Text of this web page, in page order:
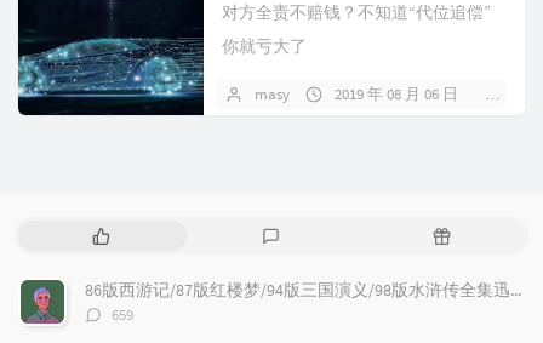
对方全责不赔钱？不知道“代位追偿”
你就亏大了
masy 2019 年 08 月 06 日
热
文
章
评
论
随
文
章
86版西游记/87版红楼梦/94版三国演义/98版水浒传全集迅雷下载
评
659